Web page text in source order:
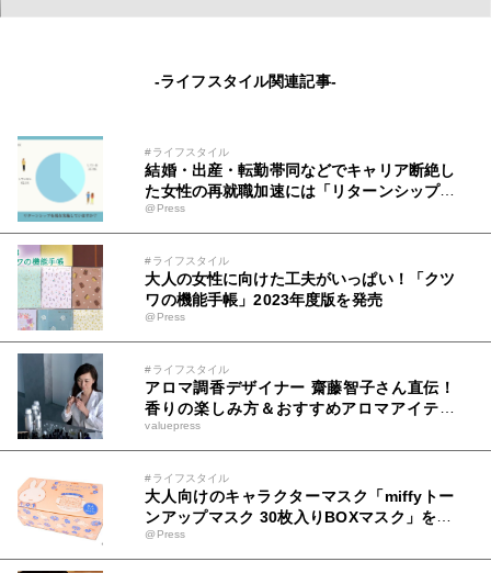
-ライフスタイル関連記事-
#ライフスタイル
結婚・出産・転勤帯同などでキャリア断絶し
た女性の再就職加速には「リターンシップ」
実施環境整備が急務
@Press
#ライフスタイル
大人の女性に向けた工夫がいっぱい！「クツ
ワの機能手帳」2023年度版を発売
@Press
#ライフスタイル
アロマ調香デザイナー 齋藤智子さん直伝！
香りの楽しみ方＆おすすめアロマアイテム
Qoo10で人気の「ディフューザー」販売ラ
ンキングも発表
valuepress
#ライフスタイル
大人向けのキャラクターマスク「miffyトー
ンアップマスク 30枚入りBOXマスク」を20
22年7月上旬に発売！
@Press